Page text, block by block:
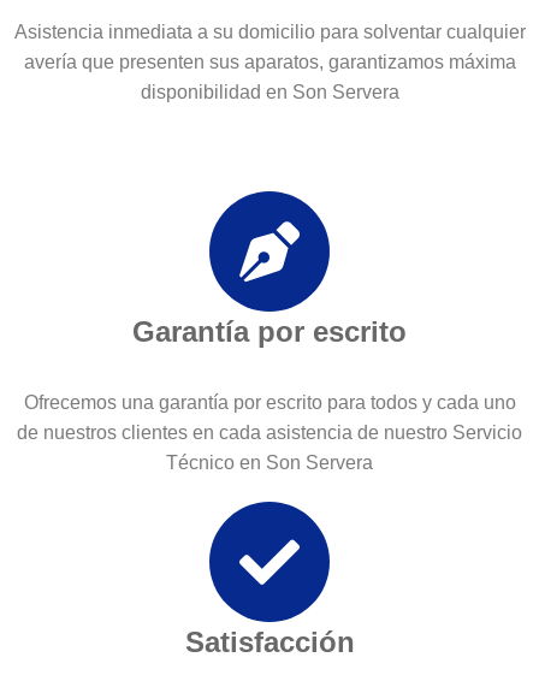
Asistencia inmediata a su domicilio para solventar cualquier
avería que presenten sus aparatos, garantizamos máxima
disponibilidad en Son Servera
Garantía por escrito
Ofrecemos una garantía por escrito para todos y cada uno
de nuestros clientes en cada asistencia de nuestro Servicio
Técnico en Son Servera
Satisfacción